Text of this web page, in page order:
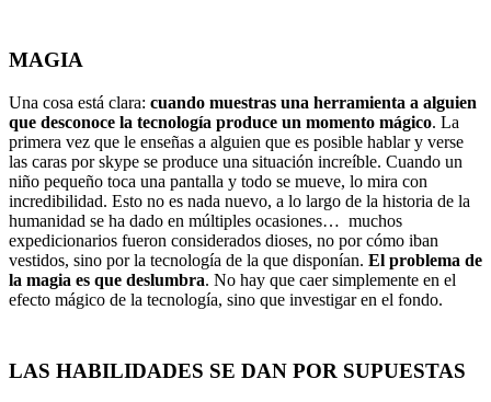
MAGIA
Una cosa está clara: cuando muestras una herramienta a alguien
que desconoce la tecnología produce un momento mágico. La
primera vez que le enseñas a alguien que es posible hablar y verse
las caras por skype se produce una situación increíble. Cuando un
niño pequeño toca una pantalla y todo se mueve, lo mira con
incredibilidad. Esto no es nada nuevo, a lo largo de la historia de la
humanidad se ha dado en múltiples ocasiones… muchos
expedicionarios fueron considerados dioses, no por cómo iban
vestidos, sino por la tecnología de la que disponían. El problema de
la magia es que deslumbra. No hay que caer simplemente en el
efecto mágico de la tecnología, sino que investigar en el fondo.
LAS HABILIDADES SE DAN POR SUPUESTAS